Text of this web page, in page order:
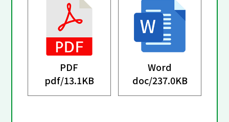
PDF
pdf/13.1KB
Word
doc/237.0KB